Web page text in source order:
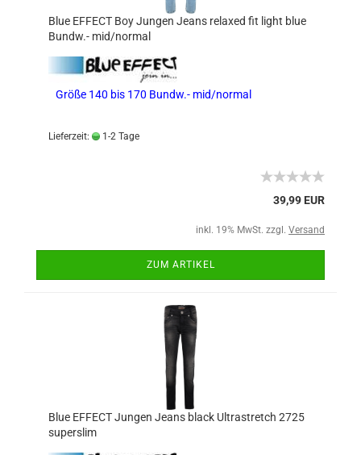
Blue EFFECT Boy Jungen Jeans relaxed fit light blue
Bundw.- mid/normal
Größe 140 bis 170 Bundw.- mid/normal
Lieferzeit: 1-2 Tage
39,99 EUR
inkl. 19% MwSt. zzgl. Versand
ZUM ARTIKEL
Blue EFFECT Jungen Jeans black Ultrastretch 2725
superslim